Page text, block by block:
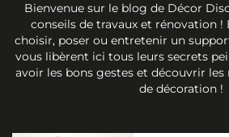
Bienvenue sur le blog de Décor
conseils de travaux et rénovation !
choisir, poser ou entretenir un
vous libèrent ici tous leurs secrets
avoir les bons gestes et découvrir
de décoration !